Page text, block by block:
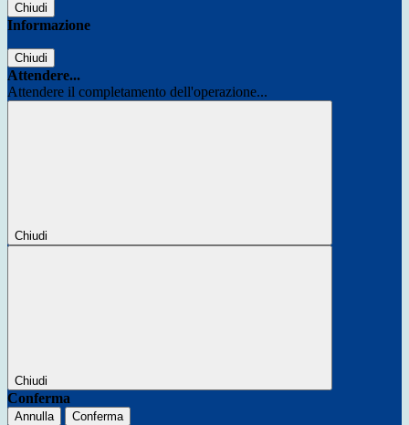
Chiudi
Informazione
Chiudi
Attendere...
Attendere il completamento dell'operazione...
Chiudi
Chiudi
Conferma
Annulla Conferma